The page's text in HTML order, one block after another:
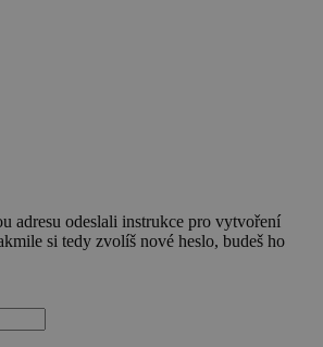
adresu odeslali instrukce pro vytvoření
si tedy zvolíš nové heslo, budeš ho